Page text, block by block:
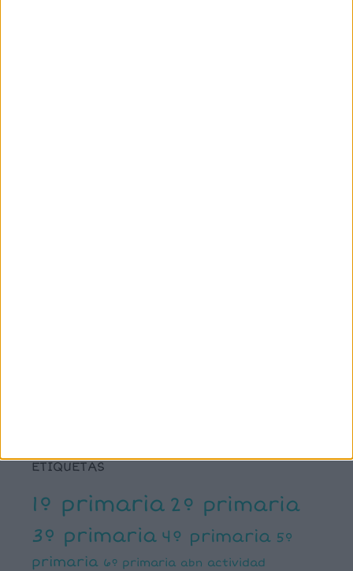
ETIQUETAS
1º primaria 2º primaria
3º primaria 4º primaria 5º
primaria 6º primaria abn actividad